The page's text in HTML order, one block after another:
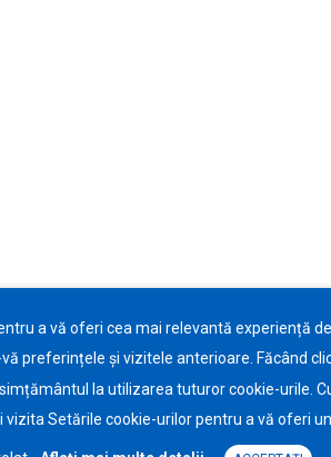
a vă oferi cea mai relevantă experiență de
preferințele și vizitele anterioare. Făcând
la utilizarea tuturor cookie-urile.
Setările cookie-urilor pentru a vă oferi un